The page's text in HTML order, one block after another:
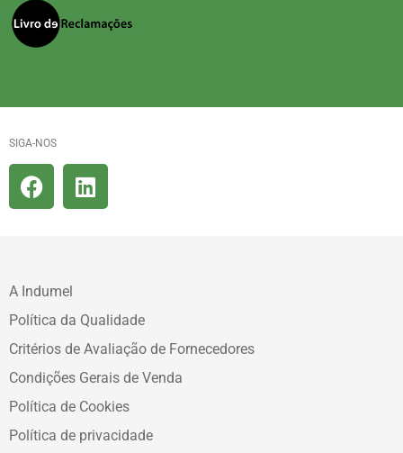
SIGA-NOS
A Indumel
Política da Qualidade
Critérios de Avaliação de Fornecedores
Condições Gerais de Venda
Política de Cookies
Política de privacidade